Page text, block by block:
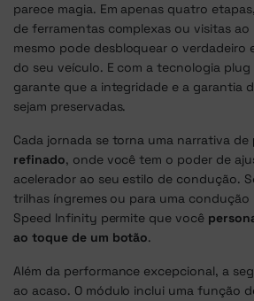
parece magia. Em apenas quatro
de ferramentas complexas ou visitas
mesmo pode desbloquear o verdadeiro
do seu veículo. E com a tecnologia
garante que a integridade e a garantia
sejam preservadas.
Cada jornada se torna uma narrativa de
refinado, onde você tem o poder de
acelerador ao seu estilo de condução.
trilhas íngremes ou para uma condução
Speed Infinity permite que você
ao toque de um botão.
Além da performance excepcional, a
ao acaso. O módulo inclui uma função